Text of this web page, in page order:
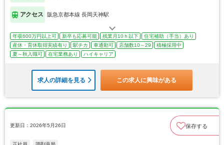
アクセス 阪急京都本線 長岡天神駅
年収600万円以上可 新卒も応募可能 残業月10ｈ以下
住宅補助（手当）あり
産休・育休取得実績有り
駅チカ 車通勤可 店舗数10～29
積極採用中
夏～秋入職可
在宅業務あり ハイキャリア
求人の詳細を見る この求人に興味がある
更新日：2026年5月26日 保存する